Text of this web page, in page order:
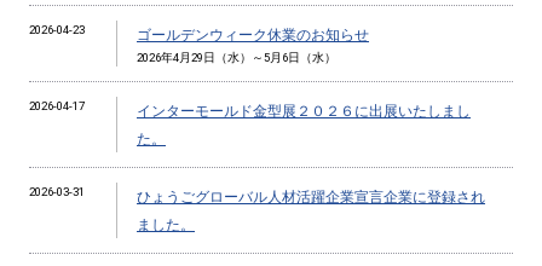
2026-04-23 ゴールデンウィーク休業のお知らせ
2026年4月29日（水）～5月6日（水）
2026-04-17
インターモールド金型展２０２６に出展いたしまし
た。
2026-03-31
ひょうごグローバル人材活躍企業宣言企業に登録され
ました。